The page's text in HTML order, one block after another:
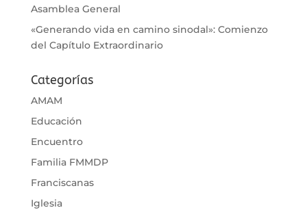
Asamblea General
«Generando vida en camino sinodal»: Comienzo
del Capítulo Extraordinario
Categorías
AMAM
Educación
Encuentro
Familia FMMDP
Franciscanas
Iglesia